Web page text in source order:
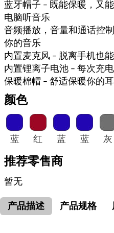
蓝牙帽子 – 既能保暖，又
电脑听音乐
音频播放，音量和通话控
你的音乐
内置麦克风 – 脱离手机也
内置锂离子电池 – 每次充
保暖棉帽 – 舒适保暖你的
颜色
蓝 红 蓝 蓝 灰
推荐零售商
暂无
产品描述 产品规格